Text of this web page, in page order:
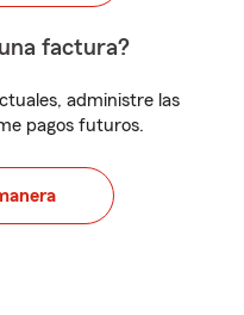
factura?
administre las
pagos futuros.